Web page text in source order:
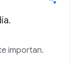
importan.